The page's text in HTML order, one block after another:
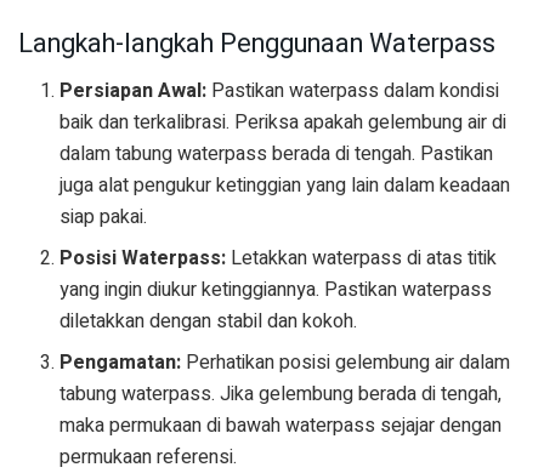
Langkah-langkah Penggunaan Waterpass
Persiapan Awal: Pastikan waterpass dalam kondisi
baik dan terkalibrasi. Periksa apakah gelembung air di
dalam tabung waterpass berada di tengah. Pastikan
juga alat pengukur ketinggian yang lain dalam keadaan
siap pakai.
Posisi Waterpass: Letakkan waterpass di atas titik
yang ingin diukur ketinggiannya. Pastikan waterpass
diletakkan dengan stabil dan kokoh.
Pengamatan: Perhatikan posisi gelembung air dalam
tabung waterpass. Jika gelembung berada di tengah,
maka permukaan di bawah waterpass sejajar dengan
permukaan referensi.